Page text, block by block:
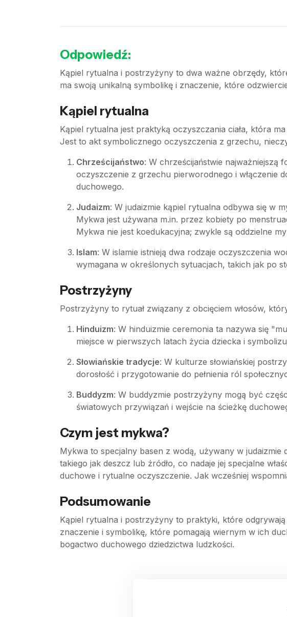
Odpowiedź:
Kąpiel rytualna i postrzyżyny to dwa ważne obrzędy,
ma swoją unikalną symbolikę i znaczenie, które
Kąpiel rytualna
Kąpiel rytualna jest praktyką oczyszczania ciała, która
Jest to akt symbolicznego oczyszczenia z grzechu,
Chrześcijaństwo: W chrześcijaństwie najważniejszą
oczyszczenie z grzechu pierworodnego i włączenie
duchowego.
Judaizm: W judaizmie kąpiel rytualna odbywa się w
Mykwa jest używana m.in. przez kobiety po
Mykwa nie jest koedukacyjna; zwykle są oddzielne
Islam: W islamie istnieją dwa rodzaje oczyszczenia
wymagana w określonych sytuacjach, takich jak po
Postrzyżyny
Postrzyżyny to rytuał związany z obcięciem włosów,
Hinduizm: W hinduizmie ceremonia ta nazywa się
miejsce w pierwszych latach życia dziecka i
Słowiańskie tradycje: W kulturze słowiańskiej
dorosłość i przygotowanie do pełnienia ról
Buddyzm: W buddyzmie postrzyżyny mogą być
światowych przywiązań i wejście na ścieżkę
Czym jest mykwa?
Mykwa to specjalny basen z wodą, używany w
takiego jak deszcz lub źródło, co nadaje jej specjalne
duchowe i rytualne oczyszczenie. Jak wcześniej
Podsumowanie
Kąpiel rytualna i postrzyżyny to praktyki, które
znaczenie i symbolikę, które pomagają wiernym w ich
bogactwo duchowego dziedzictwa ludzkości.